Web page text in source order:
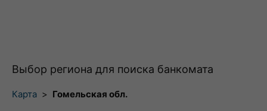
Выбор региона для поиска банкомата
Карта > Гомельская обл.